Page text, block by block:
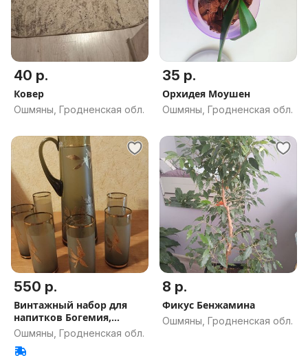
40 р.
Ковер
Ошмяны, Гродненская обл.
35 р.
Орхидея Моушен
Ошмяны, Гродненская обл.
550 р.
Винтажный набор для
напитков Богемия,
Чехословакия
Ошмяны, Гродненская обл.
8 р.
Фикус Бенжамина
Ошмяны, Гродненская обл.